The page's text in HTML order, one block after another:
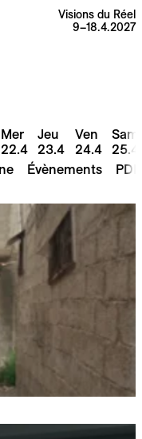
Visions du Réel
9–18.4.2027
Mer
22.4
Jeu
23.4
Ven
24.4
Sam
25.4
Évènements
PDF